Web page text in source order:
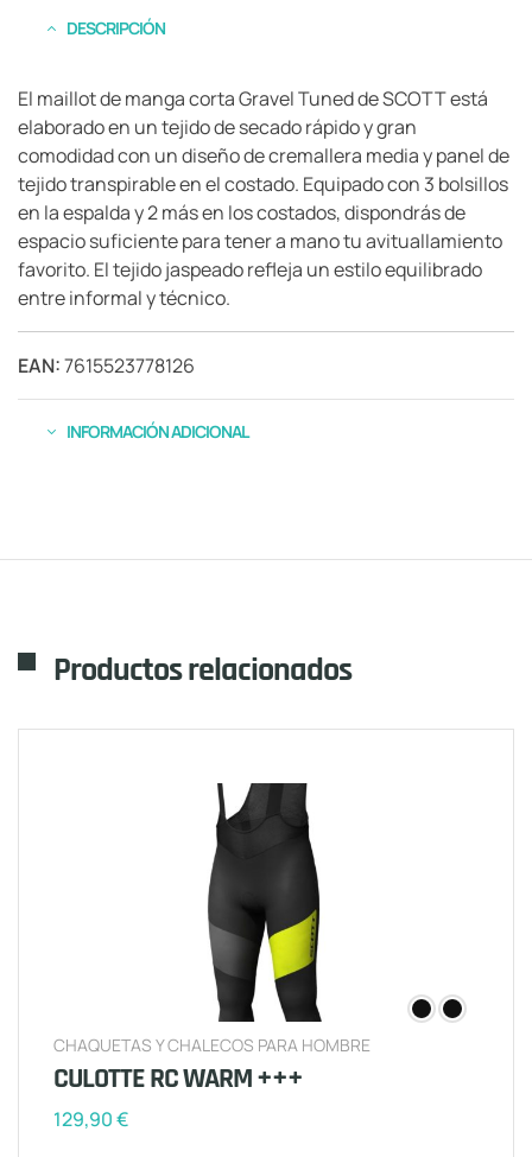
DESCRIPCIÓN
El maillot de manga corta Gravel Tuned de SCOTT está
elaborado en un tejido de secado rápido y gran
comodidad con un diseño de cremallera media y panel de
tejido transpirable en el costado. Equipado con 3 bolsillos
en la espalda y 2 más en los costados, dispondrás de
espacio suficiente para tener a mano tu avituallamiento
favorito. El tejido jaspeado refleja un estilo equilibrado
entre informal y técnico.
EAN:7615523778126
INFORMACIÓN ADICIONAL
Productos relacionados
CHAQUETAS Y CHALECOS PARA HOMBRE
CULOTTE RC WARM +++
129,90€